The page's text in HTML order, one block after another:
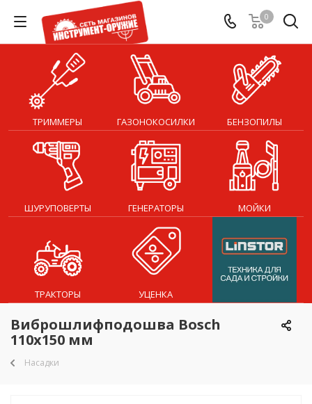
0
ТРИММЕРЫ ГАЗОНОКОСИЛКИ БЕНЗОПИЛЫ
ШУРУПОВЕРТЫ ГЕНЕРАТОРЫ МОЙКИ
ТРАКТОРЫ УЦЕНКА
Виброшлифподошва Bosch
110х150 мм
Насадки